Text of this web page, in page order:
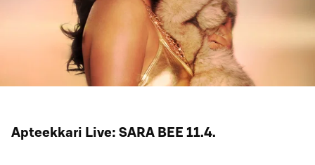
Apteekkari Live: SARA BEE 11.4.